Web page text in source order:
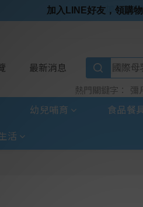
⭐加入LINE
⭐超取選全家⭐滿
最新消息
熱門關鍵字： 彌
幼兒哺育 食品餐
活
加入LINE好友，領購